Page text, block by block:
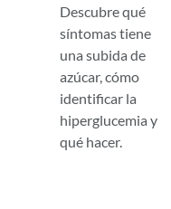
Descubre qué
síntomas tiene
una subida de
azúcar, cómo
identificar la
hiperglucemia y
qué hacer.